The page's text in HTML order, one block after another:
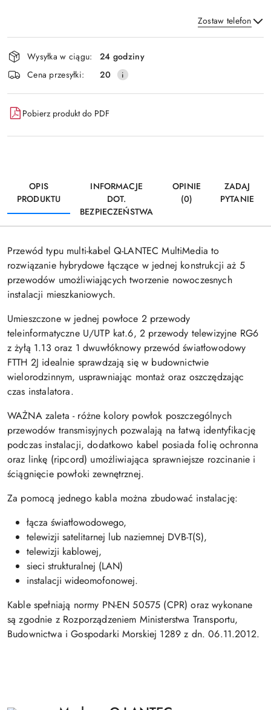
Zostaw telefon
Wyślij
Dostępność
i
dostawa
Wysyłka w ciągu:
24 godziny
Cena przesyłki:
20
Pobierz produkt do PDF
OPIS
PRODUKTU
INFORMACJE
DOT.
BEZPIECZEŃSTWA
OPINIE
(0)
ZADAJ
PYTANIE
Przewód typu multi-kabel Q-LANTEC MultiMedia to
rozwiązanie hybrydowe łączące w jednej konstrukcji aż 5
przewodów umożliwiających tworzenie nowoczesnych
instalacji mieszkaniowych.
Umieszczone w jednej powłoce 2 przewody
teleinformatyczne U/UTP kat.6, 2 przewody telewizyjne RG6
z żyłą 1.13 oraz 1 dwuwłóknowy przewód światłowodowy
FTTH 2J idealnie sprawdzają się w budownictwie
wielorodzinnym, usprawniając montaż oraz oszczędzając
czas instalatora.
WAŻNA zaleta - różne kolory powłok poszczególnych
przewodów transmisyjnych pozwalają na łatwą identyfikację
podczas instalacji, dodatkowo kabel posiada folię ochronna
oraz linkę (ripcord) umożliwiająca sprawniejsze rozcinanie i
ściągnięcie powłoki zewnętrznej.
Za pomocą jednego kabla można zbudować instalację:
łącza światłowodowego,
telewizji satelitarnej lub naziemnej DVB-T(S),
telewizji kablowej,
sieci strukturalnej (LAN)
instalacji wideomofonowej.
Kable spełniają normy PN-EN 50575 (CPR) oraz wykonane
są zgodnie z Rozporządzeniem Ministerstwa Transportu,
Budownictwa i Gospodarki Morskiej 1289 z dn. 06.11.2012.